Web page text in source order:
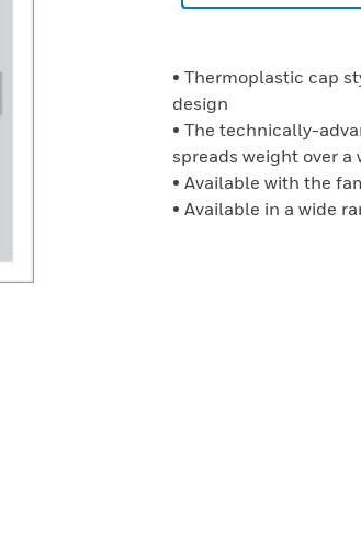
• Thermoplastic cap
design
• The technically-
spreads weight over
• Available with the
• Available in a wide